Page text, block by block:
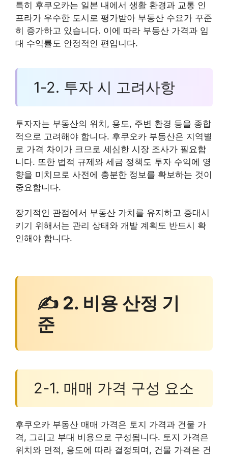
특히 후쿠오카는 일본 내에서 생활 환경과 교통 인
프라가 우수한 도시로 평가받아 부동산 수요가 꾸준
히 증가하고 있습니다. 이에 따라 부동산 가격과 임
대 수익률도 안정적인 편입니다.
1-2. 투자 시 고려사항
투자자는 부동산의 위치, 용도, 주변 환경 등을 종합
적으로 고려해야 합니다. 후쿠오카 부동산은 지역별
로 가격 차이가 크므로 세심한 시장 조사가 필요합
니다. 또한 법적 규제와 세금 정책도 투자 수익에 영
향을 미치므로 사전에 충분한 정보를 확보하는 것이
중요합니다.
장기적인 관점에서 부동산 가치를 유지하고 증대시
키기 위해서는 관리 상태와 개발 계획도 반드시 확
인해야 합니다.
✍ 2. 비용 산정 기
준
2-1. 매매 가격 구성 요소
후쿠오카 부동산 매매 가격은 토지 가격과 건물 가
격, 그리고 부대 비용으로 구성됩니다. 토지 가격은
위치와 면적, 용도에 따라 결정되며, 건물 가격은 건